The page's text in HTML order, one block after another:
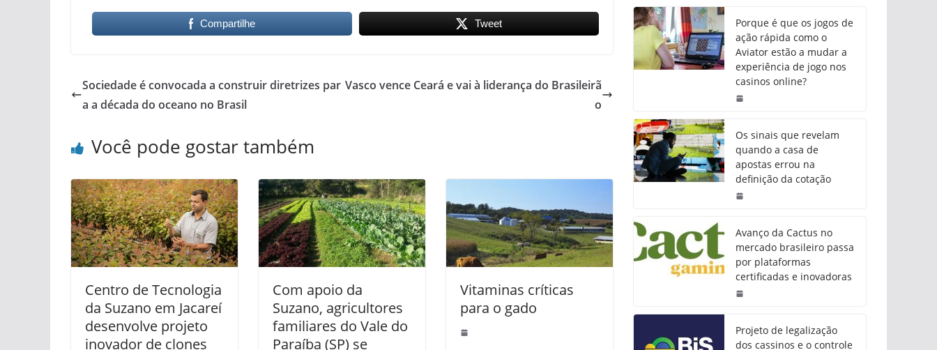
Compartilhe Tweet
Sociedade é convocada a construir diretrizes par
a a década do oceano no Brasil
Vasco vence Ceará e vai à liderança do Brasileirã
o
Você pode gostar também
Centro de Tecnologia
da Suzano em Jacareí
desenvolve projeto
inovador de clones
Com apoio da
Suzano, agricultores
familiares do Vale do
Paraíba (SP) se
Vitaminas críticas
para o gado
Porque é que os jogos de
ação rápida como o
Aviator estão a mudar a
experiência de jogo nos
casinos online?
Os sinais que revelam
quando a casa de
apostas errou na
definição da cotação
Avanço da Cactus no
mercado brasileiro passa
por plataformas
certificadas e inovadoras
Projeto de legalização
dos cassinos e o controle